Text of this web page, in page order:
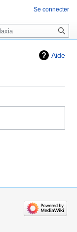
Aide
Se connecter